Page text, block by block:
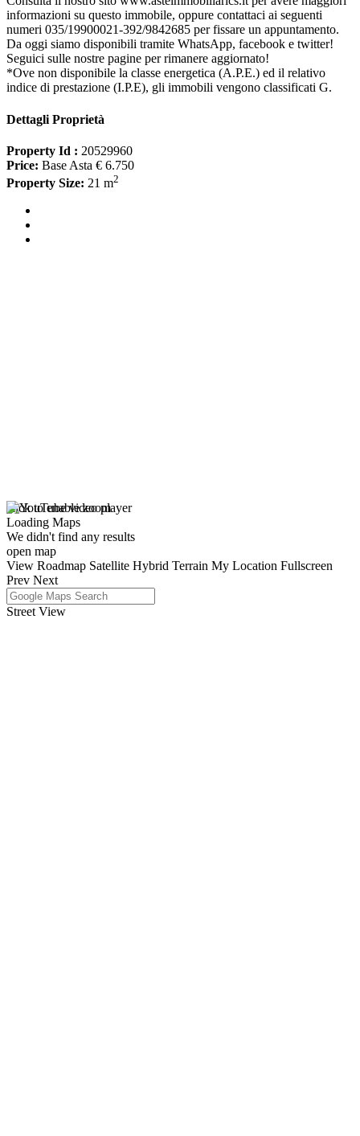
informazioni su questo immobile, oppure contattaci ai seguenti
numeri 035/19900021-392/9842685 per fissare un appuntamento.
Da oggi siamo disponibili tramite WhatsApp, facebook e twitter!
Seguici sulle nostre pagine per rimanere aggiornato!
*Ove non disponibile la classe energetica (A.P.E.) ed il relativo
indice di prestazione (I.P.E), gli immobili vengono classificati G.
Dettagli Proprietà
Property Id : 20529960
Price: Base Asta € 6.750
Property Size: 21 m2
click to enable zoom
Loading Maps
We didn't find any results
open map
View Roadmap Satellite Hybrid Terrain My Location Fullscreen
Prev Next
Street View